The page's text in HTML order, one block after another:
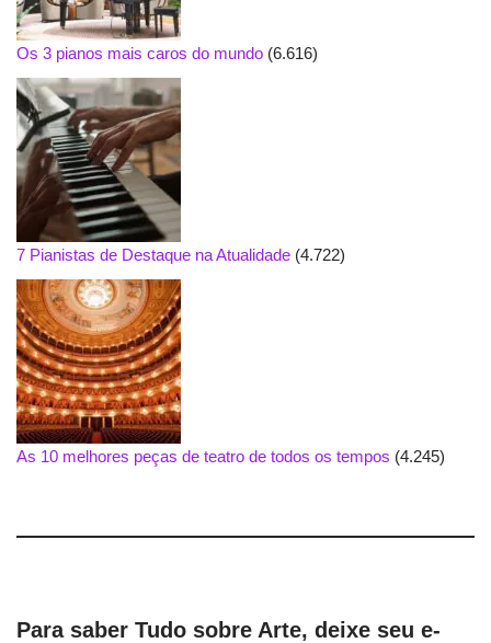
Os 3 pianos mais caros do mundo (6.616)
7 Pianistas de Destaque na Atualidade (4.722)
As 10 melhores peças de teatro de todos os tempos (4.245)
Para saber Tudo sobre Arte, deixe seu e-